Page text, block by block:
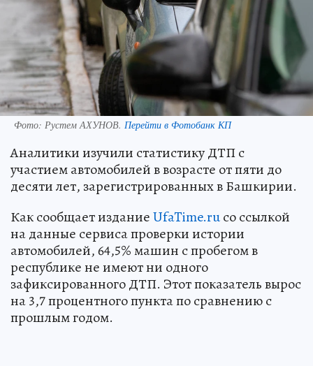
Фото: Рустем АХУНОВ. Перейти в Фотобанк КП
Аналитики изучили статистику ДТП с
участием автомобилей в возрасте от пяти до
десяти лет, зарегистрированных в Башкирии.
Как сообщает изданиеUfaTime.ruсо ссылкой
на данные сервиса проверки истории
автомобилей, 64,5% машин с пробегом в
республике не имеют ни одного
зафиксированного ДТП. Этот показатель вырос
на 3,7 процентного пункта по сравнению с
прошлым годом.